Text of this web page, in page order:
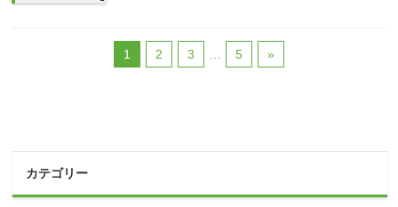
1 2 3 5 »
カテゴリー